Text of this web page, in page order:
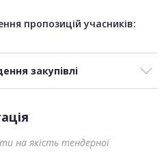
пропозицій учасників:
закупівлі
на якість тендерної